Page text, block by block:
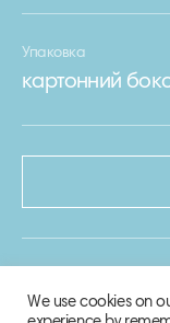
Упаковка
картонний
We use cookies on